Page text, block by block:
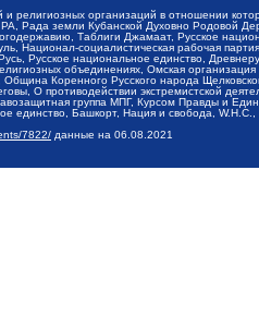
религиозных организаций в отношении
Рада земли Кубанской Духовно Родовой
Таблиги Джамаат, Русское
Национал-социалистическая рабочая
Русское национальное единство,
объединениях, Омская
Коренного Русского народа
О противодействии экстремистской
группа МПГ, Курсом Правды и
единство, Башкорт, Нация и свобода,
7822/ данные на 06.08.2021